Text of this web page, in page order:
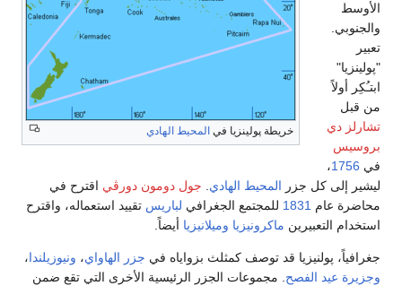
خريطة پولينزيا في المحيط الهادي
الأوسط
والجنوبي.
تعبير
"پولينزيا"
ابتـُكِر أولاً
من قبل
تشارلز دي
بروسيس
في 1756،
ليشير إلى كل جزر المحيط الهادي جول دومون دورڤي اقترح في
محاضرة عام 1831 للمجتمع الجغرافي لباريس تقييد استعماله، واقترح
استخدام التعبيرين ماكرونيزيا وميلانيزيا أيضاً.
جغرافياً، پولنيزيا قد توصف كمثلث بزواياه في جزر الهاواي، ونيوزيلندا،
وجزيرة عيد الفصح . مجموعات الجزر الرئيسية الأخرى التي تقع ضمن